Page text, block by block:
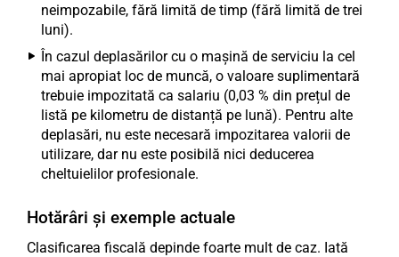
neimpozabile, fără limită de timp (fără limită de trei
luni).
În cazul deplasărilor cu o mașină de serviciu la cel
mai apropiat loc de muncă, o valoare suplimentară
trebuie impozitată ca salariu (0,03 % din prețul de
listă pe kilometru de distanță pe lună). Pentru alte
deplasări, nu este necesară impozitarea valorii de
utilizare, dar nu este posibilă nici deducerea
cheltuielilor profesionale.
Hotărâri și exemple actuale
Clasificarea fiscală depinde foarte mult de caz. Iată